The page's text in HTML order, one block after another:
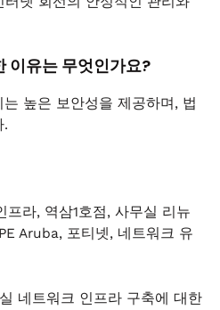
이유는 무엇인가요?
높은 보안성을 제공하며, 법
.
라, 역삼1호점, 사무실 리뉴
Aruba, 포티넷, 네트워크 유
네트워크 인프라 구축에 대한